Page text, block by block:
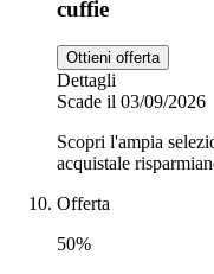
cuffie
Ottieni offerta
Dettagli
Scade il 03/09/2026
Scopri l'ampia
acquistale
Offerta
50%